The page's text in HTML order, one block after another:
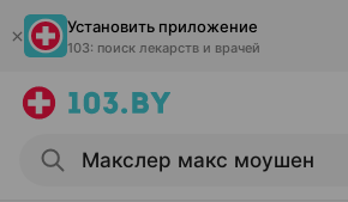
Установить приложение
103: поиск лекарств и врачей